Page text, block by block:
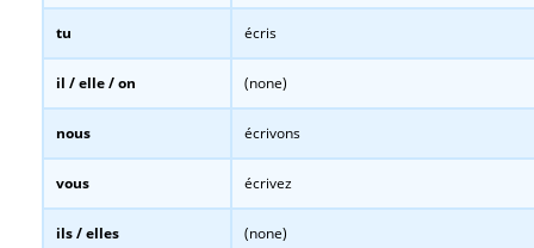
tu écris
il / elle / on (none)
nous écrivons
vous écrivez
ils / elles (none)